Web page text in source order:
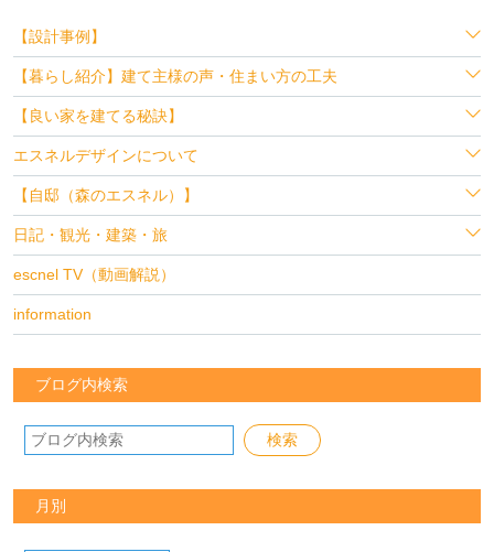
【設計事例】
【暮らし紹介】建て主様の声・住まい方の工夫
【良い家を建てる秘訣】
エスネルデザインについて
【自邸（森のエスネル）】
日記・観光・建築・旅
escnel TV（動画解説）
information
ブログ内検索
月別